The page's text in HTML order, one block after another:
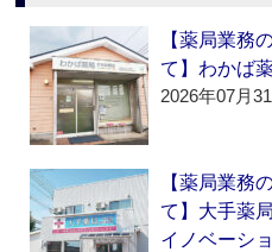
【薬局業務
て】わかば
2026年07月
【薬局業務
て】大手薬
イノベーショ